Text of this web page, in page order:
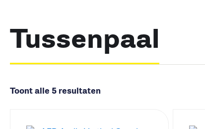
Tussenpaal
Toont alle 5 resultaten